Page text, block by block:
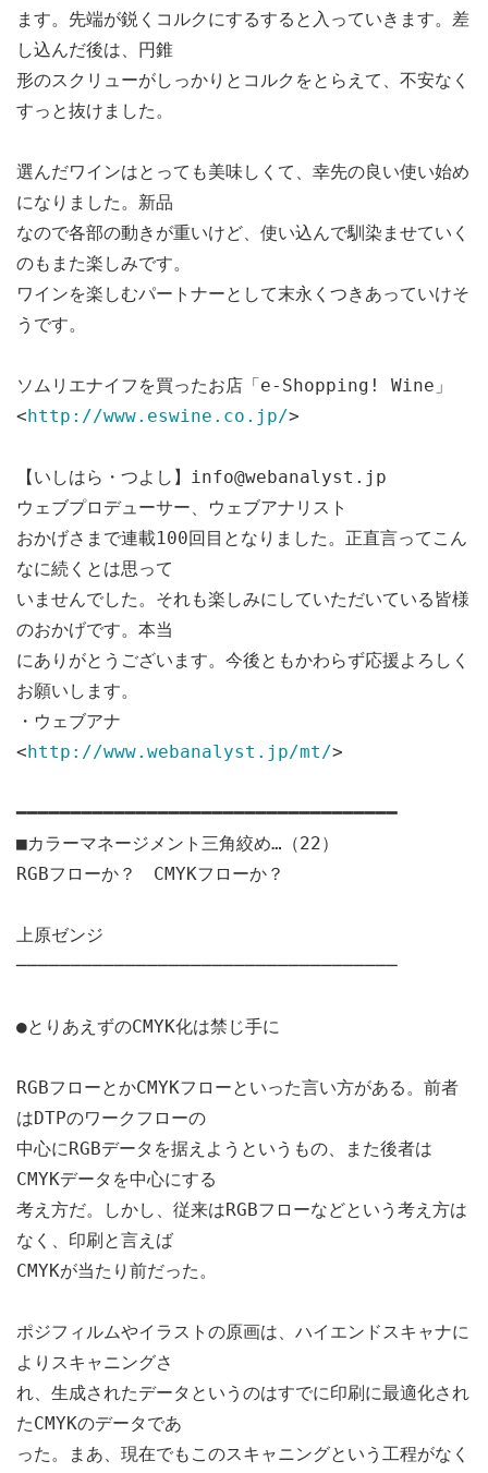
ます。先端が鋭くコルクにするすると入っていきます。差
し込んだ後は、円錐
形のスクリューがしっかりとコルクをとらえて、不安なく
すっと抜けました。
選んだワインはとっても美味しくて、幸先の良い使い始め
になりました。新品
なので各部の動きが重いけど、使い込んで馴染ませていく
のもまた楽しみです。
ワインを楽しむパートナーとして末永くつきあっていけそ
うです。
ソムリエナイフを買ったお店「e-Shopping! Wine」
<http://www.eswine.co.jp/>
【いしはら・つよし】info@webanalyst.jp
ウェブプロデューサー、ウェブアナリスト
おかげさまで連載100回目となりました。正直言ってこん
なに続くとは思って
いませんでした。それも楽しみにしていただいている皆様
のおかげです。本当
にありがとうございます。今後ともかわらず応援よろしく
お願いします。
・ウェブアナ
<http://www.webanalyst.jp/mt/>
━━━━━━━━━━━━━━━━━━━━━━━━━━━━━━━━━━━
■カラーマネージメント三角絞め…（22）
RGBフローか？ CMYKフローか？
上原ゼンジ
───────────────────────────────────
●とりあえずのCMYK化は禁じ手に
RGBフローとかCMYKフローといった言い方がある。前者
はDTPのワークフローの
中心にRGBデータを据えようというもの、また後者は
CMYKデータを中心にする
考え方だ。しかし、従来はRGBフローなどという考え方は
なく、印刷と言えば
CMYKが当たり前だった。
ポジフィルムやイラストの原画は、ハイエンドスキャナに
よりスキャニングさ
れ、生成されたデータというのはすでに印刷に最適化され
たCMYKのデータであ
った。まあ、現在でもこのスキャニングという工程がなく